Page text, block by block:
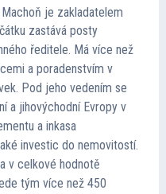
je zakladatelem
zastává posty
ředitele. Má více než
a poradenstvím v
Pod jeho vedením se
a jihovýchodní Evropy v
a inkasa
investic do nemovitostí.
v celkové hodnotě
tým více než 450